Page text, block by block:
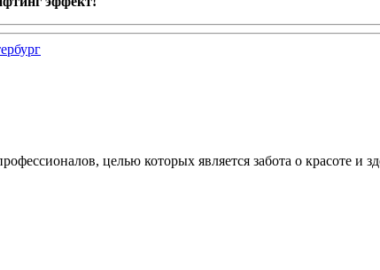
целью которых является забота о красоте и